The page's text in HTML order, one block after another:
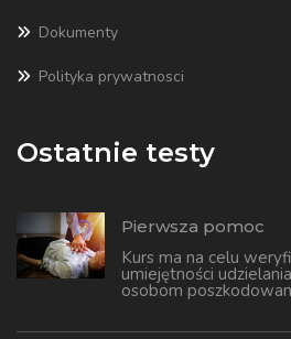
Dokumenty
Polityka prywatnosci
Ostatnie testy
Pierwsza pomoc
Kurs ma na celu
umiejętności
osobom